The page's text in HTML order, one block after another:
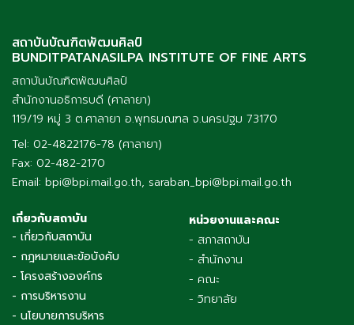
สถาบันบัณฑิตพัฒนศิลป์
BUNDITPATANASILPA INSTITUTE OF FINE ARTS
สถาบันบัณฑิตพัฒนศิลป์
สำนักงานอธิการบดี (ศาลายา)
119/19 หมู่ 3 ต.ศาลายา อ.พุทธมณฑล จ.นครปฐม 73170
Tel: 02-4822176-78 (ศาลายา)
Fax: 02-482-2170
Email: bpi@bpi.mail.go.th, saraban_bpi@bpi.mail.go.th
เกี่ยวกับสถาบัน
- เกี่ยวกับสถาบัน
- กฎหมายและข้อบังคับ
- โครงสร้างองค์กร
- การบริหารงาน
- นโยบายการบริหาร
หน่วยงานและคณะ
- สภาสถาบัน
- สำนักงาน
- คณะ
- วิทยาลัย